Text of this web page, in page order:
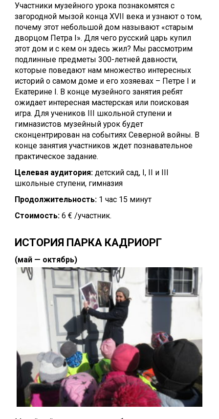
Участники музейного урока познакомятся с
загородной мызой конца XVII века и узнают о том,
почему этот небольшой дом называют «старым
дворцом Петра I». Для чего русский царь купил
этот дом и с кем он здесь жил? Мы рассмотрим
подлинные предметы 300-летней давности,
которые поведают нам множество интересных
историй о самом доме и его хозяевах – Петре I и
Екатерине I. В конце музейного занятия ребят
ожидает интересная мастерская или поисковая
игра. Для учеников III школьной ступени и
гимназистов музейный урок будет
сконцентрирован на событиях Северной войны. В
конце занятия участников ждет познавательное
практическое задание.
Целевая аудитория: детский сад, I, II и III
школьные ступени, гимназия
Продолжительность: 1 час 15 минут
Стоимость: 6 € /участник.
ИСТОРИЯ ПАРКА КАДРИОРГ
(май — октябрь)